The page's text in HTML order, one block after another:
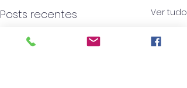
Posts recentes Ver tudo